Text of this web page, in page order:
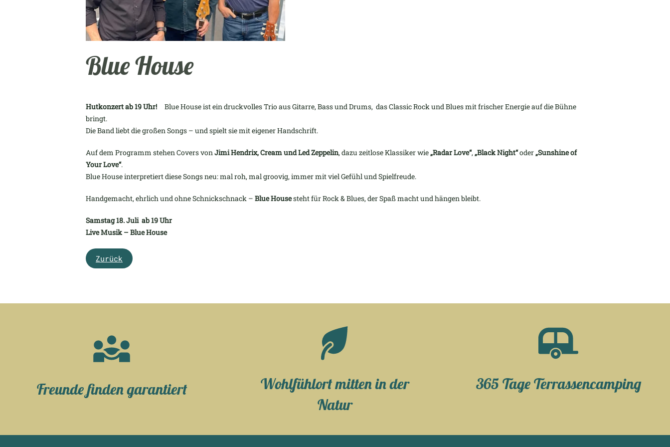
Blue House
Hutkonzert ab 19 Uhr! Blue House ist ein druckvolles Trio aus Gitarre, Bass und Drums, das Classic Rock und Blues mit frischer Energie auf die Bühne
bringt.
Die Band liebt die großen Songs – und spielt sie mit eigener Handschrift.
Auf dem Programm stehen Covers vonJimi Hendrix, Cream und Led Zeppelin, dazu zeitlose Klassiker wie„Radar Love“,„Black Night“oder„Sunshine of
Your Love“.
Blue House interpretiert diese Songs neu: mal roh, mal groovig, immer mit viel Gefühl und Spielfreude.
Handgemacht, ehrlich und ohne Schnickschnack – Blue Housesteht für Rock & Blues, der Spaß macht und hängen bleibt.
Samstag 18. Juli ab 19 Uhr
Live Musik – Blue House
Zurück
Freunde finden garantiert
Wohlfühlort mitten in der
Natur
365 Tage Terrassencamping